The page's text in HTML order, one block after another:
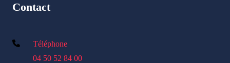
Contact
Téléphone
04 50 52 84 00